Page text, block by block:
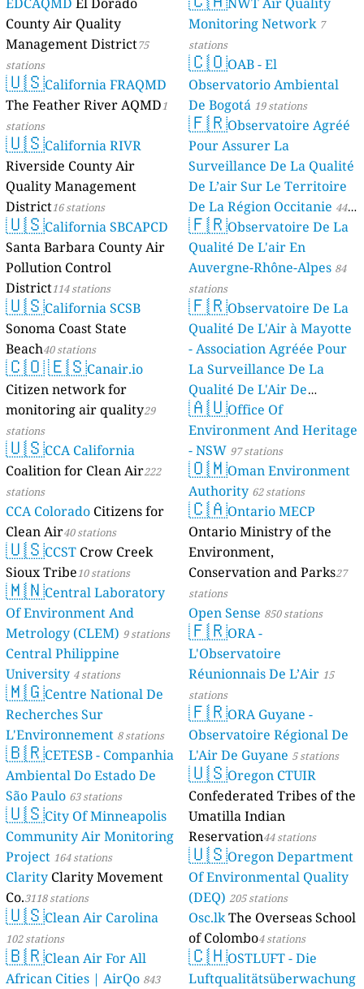
County Air Quality
Management District75
stations
🇺🇸California FRAQMD
The Feather River AQMD1
stations
🇺🇸California RIVR
Riverside County Air
Quality Management
District16 stations
🇺🇸California SBCAPCD
Santa Barbara County Air
Pollution Control
District114 stations
🇺🇸California SCSB
Sonoma Coast State
Beach40 stations
🇨🇴🇪🇸Canair.io
Citizen network for
monitoring air quality29
stations
🇺🇸CCA California
Coalition for Clean Air222
stations
CCA Colorado Citizens for
Clean Air40 stations
🇺🇸CCST Crow Creek
Sioux Tribe10 stations
🇲🇳Central Laboratory
Of Environment And
Metrology (CLEM) 9 stations
Central Philippine
University 4 stations
🇲🇬Centre National De
Recherches Sur
L'Environnement 8 stations
🇧🇷CETESB - Companhia
Ambiental Do Estado De
São Paulo 63 stations
🇺🇸City Of Minneapolis
Community Air Monitoring
Project 164 stations
Clarity Clarity Movement
Co.3118 stations
🇺🇸Clean Air Carolina
102 stations
🇧🇷Clean Air For All
African Cities | AirQo 843
Monitoring Network 7
stations
🇨🇴OAB - El
Observatorio Ambiental
De Bogotá 19 stations
🇫🇷Observatoire Agréé
Pour Assurer La
Surveillance De La Qualité
De L’air Sur Le Territoire
De La Région Occitanie 44
stations
🇫🇷Observatoire De La
Qualité De L'air En
Auvergne-Rhône-Alpes 84
stations
🇫🇷Observatoire De La
Qualité De L'Air à Mayotte
- Association Agréée Pour
La Surveillance De La
Qualité De L'Air De
Mayotte 4 stations
🇦🇺Office Of
Environment And Heritage
- NSW 97 stations
🇴🇲Oman Environment
Authority 62 stations
🇨🇦Ontario MECP
Ontario Ministry of the
Environment,
Conservation and Parks27
stations
Open Sense 850 stations
🇫🇷ORA -
L'Observatoire
Réunionnais De L’Air 15
stations
🇫🇷ORA Guyane -
Observatoire Régional De
L'Air De Guyane 5 stations
🇺🇸Oregon CTUIR
Confederated Tribes of the
Umatilla Indian
Reservation44 stations
🇺🇸Oregon Department
Of Environmental Quality
(DEQ) 205 stations
Osc.lkThe Overseas School
of Colombo4 stations
🇨🇭OSTLUFT - Die
Luftqualitätsüberwachung